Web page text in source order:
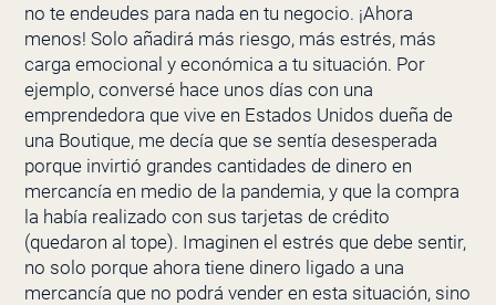
no te endeudes para nada en tu negocio. ¡Ahora
menos! Solo añadirá más riesgo, más estrés, más
carga emocional y económica a tu situación. Por
ejemplo, conversé hace unos días con una
emprendedora que vive en Estados Unidos dueña de
una Boutique, me decía que se sentía desesperada
porque invirtió grandes cantidades de dinero en
mercancía en medio de la pandemia, y que la compra
la había realizado con sus tarjetas de crédito
(quedaron al tope). Imaginen el estrés que debe sentir,
no solo porque ahora tiene dinero ligado a una
mercancía que no podrá vender en esta situación, sino